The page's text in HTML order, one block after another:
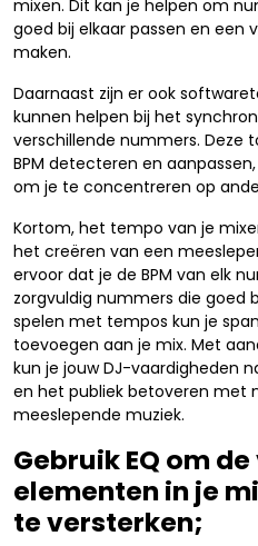
mixen. Dit kan je helpen om
goed bij elkaar passen en een
maken.
Daarnaast zijn er ook
kunnen helpen bij het
verschillende nummers. Deze
BPM detecteren en
om je te concentreren op
Kortom, het tempo van je
het creëren van een
ervoor dat je de BPM van elk
zorgvuldig nummers die goed
spelen met tempos kun je
toevoegen aan je mix. Met
kun je jouw DJ-vaardigheden
en het publiek betoveren met
meeslepende muziek.
Gebruik EQ om
elementen in je
te versterken;